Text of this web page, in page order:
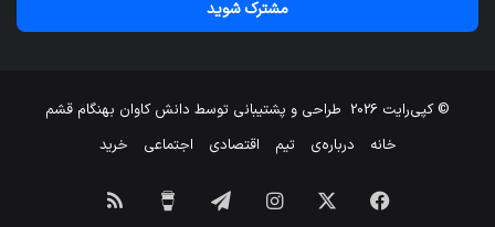
وارد
© کپی‌رایت 2026 طراحی و پشتیبانی توسط دانش کاوان بهنگام قشم
خانه
درباره‌ی تیم اقتصادی اجتماعی خرید
فیسبوک اینستاگرامتلگرام خوراک